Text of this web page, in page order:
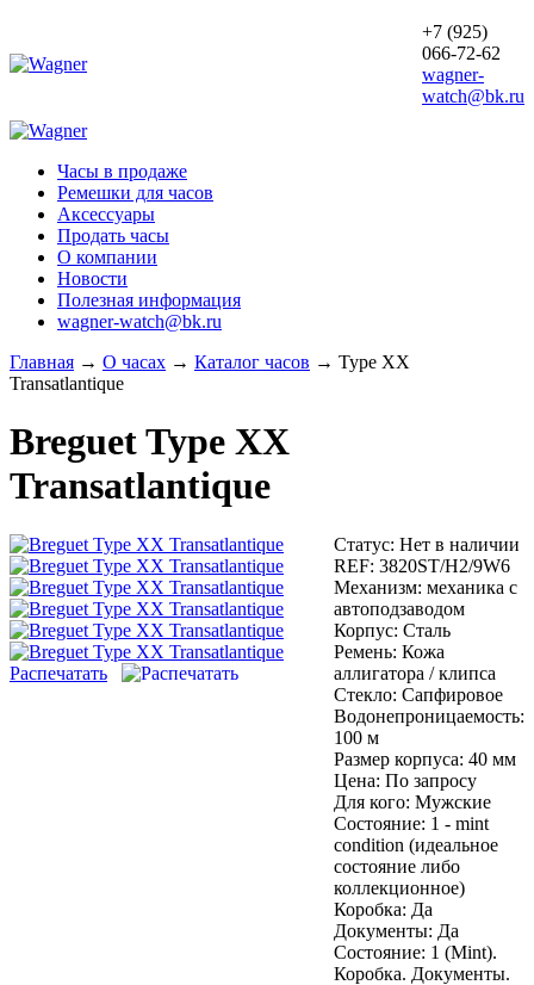
+7 (925)
066-72-62
wagner-
watch@bk.ru
Часы в продаже
Ремешки для часов
Аксессуары
Продать часы
О компании
Новости
Полезная информация
wagner-watch@bk.ru
Главная → О часах → Каталог часов → Type XX
Transatlantique
BreguetType XX
Transatlantique
Распечатать
Статус: Нет в наличии
REF: 3820ST/H2/9W6
Механизм: механика с
автоподзаводом
Корпус: Сталь
Ремень: Кожа
аллигатора / клипса
Стекло: Сапфировое
Водонепроницаемость:
100 м
Размер корпуса: 40 мм
Цена: По запросу
Для кого: Мужские
Состояние: 1 - mint
condition (идеальное
состояние либо
коллекционное)
Коробка: Да
Документы: Да
Состояние: 1 (Mint).
Коробка. Документы.